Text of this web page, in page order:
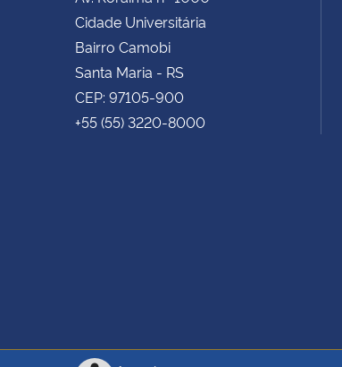
Cidade Universitária
Bairro Camobi
Santa Maria - RS
CEP: 97105-900
+55 (55) 3220-8000